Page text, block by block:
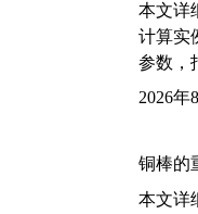
本文详
计算实
参数，
2026年
铜棒的
本文详